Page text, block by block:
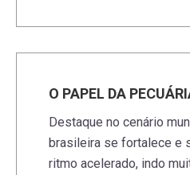
O PAPEL DA
Destaque no cenário
brasileira se fortalece e
ritmo acelerado, indo